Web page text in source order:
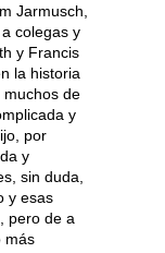
Jarmusch,
colegas y
y Francis
la historia
muchos de
y
por
y
sin duda,
y esas
pero de a
más